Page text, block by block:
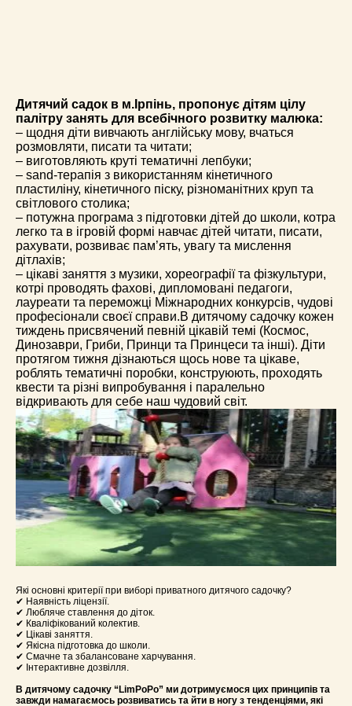
Дитячий садок в м.Ірпінь, пропонує дітям цілу
палітру занять для всебічного розвитку малюка:
– щодня діти вивчають англійську мову, вчаться
розмовляти, писати та читати;
– виготовляють круті тематичні лепбуки;
– sand-терапія з використанням кінетичного
пластиліну, кінетичного піску, різноманітних круп та
світлового столика;
– потужна програма з підготовки дітей до школи, котра
легко та в ігровій формі навчає дітей читати, писати,
рахувати, розвиває пам’ять, увагу та мислення
дітлахів;
– цікаві заняття з музики, хореографії та фізкультури,
котрі проводять фахові, дипломовані педагоги,
лауреати та переможці Міжнародних конкурсів, чудові
професіонали своєї справи.В дитячому садочку кожен
тиждень присвячений певній цікавій темі (Космос,
Динозаври, Гриби, Принци та Принцеси та інші). Діти
протягом тижня дізнаються щось нове та цікаве,
роблять тематичні поробки, конструюють, проходять
квести та різні випробування і паралельно
відкривають для себе наш чудовий світ.
Які основні критерії при виборі приватного дитячого садочку?
✔ Наявність ліцензії.
✔ Любляче ставлення до діток.
✔ Кваліфікований колектив.
✔ Цікаві заняття.
✔ Якісна підготовка до школи.
✔ Смачне та збалансоване харчування.
✔ Інтерактивне дозвілля.
В дитячому садочку “LimPoPo” ми дотримуємося цих принципів та
завжди намагаємось розвиватись та йти в ногу з тенденціями, які